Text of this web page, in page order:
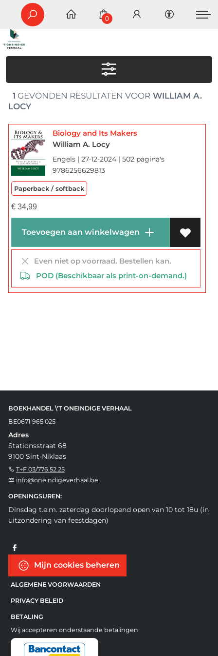
0
1 GEVONDEN RESULTATEN VOORWILLIAM A.
LOCY
Biology and Its Makers
William A. Locy
Engels | 27-12-2024 | 502 pagina's
9786256629813
Paperback / softback
€34,99
Toevoegen aan winkelwagen
Even niet op voorraad. Bestellen kan.
POD (Beschikbaar als print-on-demand.)
BOEKHANDEL \'T ONEINDIGE VERHAAL
BE0671 965 025
Adres
Stationsstraat 68
9100 Sint-Niklaas
T+F 03/776.52.25
info@oneindigeverhaal.be
OPENINGSUREN:
Dinsdag t.e.m. zaterdag doorlopend open van 10 tot 18u (in
uitzondering van feestdagen)
Mijn cookies beheren
ALGEMENE VOORWAARDEN
PRIVACY BELEID
BETALING
Wij accepteren onderstaande betalingen